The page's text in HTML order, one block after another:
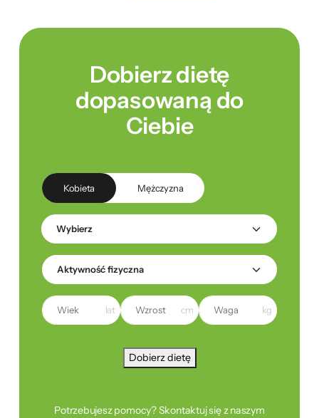
Dobierz dietę
dopasowaną do
Ciebie
Kobieta Mężczyzna
lat cm kg
Dobierz dietę
Potrzebujesz pomocy? Skontaktuj się z naszym